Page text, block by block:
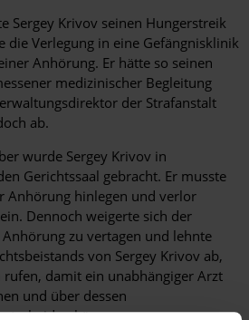
Sergey Krivov seinen Hungerstreik
die Verlegung in eine Gefängnisklinik
Anhörung. Er hätte so seinen
medizinischer Begleitung
der Strafanstalt
ab.
wurde Sergey Krivov in
Gerichtssaal gebracht. Er musste
Anhörung hinlegen und verlor
Dennoch weigerte sich der
zu vertagen und lehnte
von Sergey Krivov ab,
rufen, damit ein unabhängiger Arzt
und über dessen
könne.